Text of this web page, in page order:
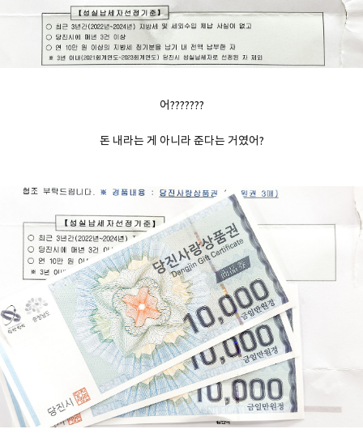
어???????
돈 내라는 게 아니라 준다는 거였어?